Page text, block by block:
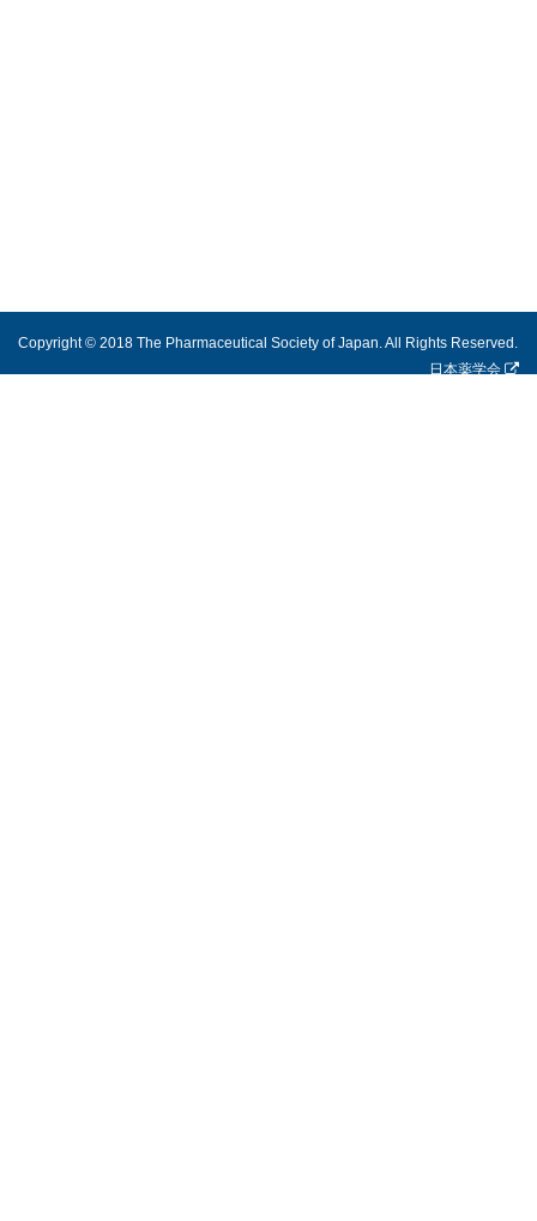
Copyright © 2018 The Pharmaceutical Society of Japan. All Rights Reserved.
日本薬学会